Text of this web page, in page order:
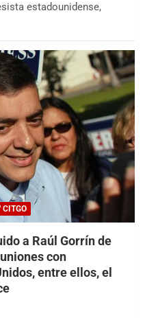
estadounidense,
CITGO
a Raúl Gorrín de
con
entre ellos, el